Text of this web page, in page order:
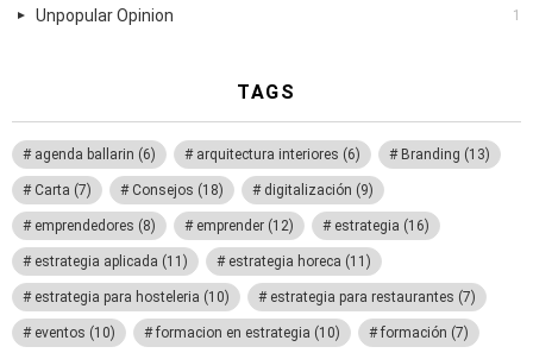
Unpopular Opinion 1
TAGS
agenda ballarin (6) arquitectura interiores (6) Branding (13)
Carta (7) Consejos (18) digitalización (9)
emprendedores (8) emprender (12) estrategia (16)
estrategia aplicada (11) estrategia horeca (11)
estrategia para hosteleria (10) estrategia para restaurantes (7)
eventos (10) formacion en estrategia (10) formación (7)